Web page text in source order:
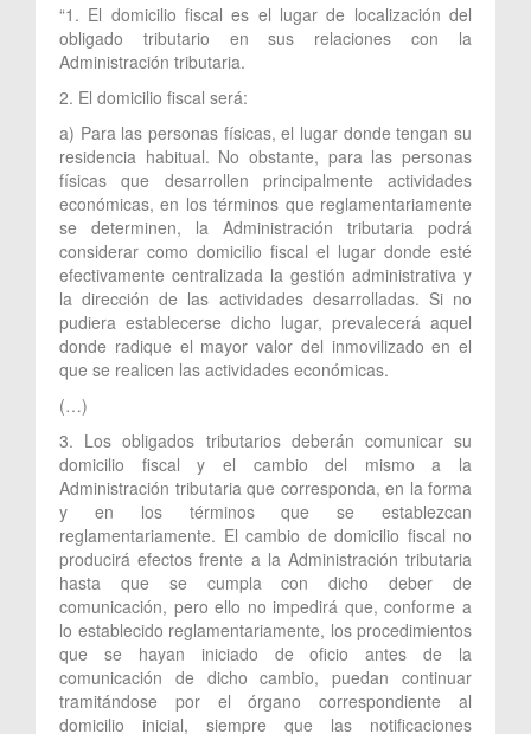
“1. El domicilio fiscal es el lugar de localización del
obligado tributario en sus relaciones con la
Administración tributaria.
2. El domicilio fiscal será:
a) Para las personas físicas, el lugar donde tengan su
residencia habitual. No obstante, para las personas
físicas que desarrollen principalmente actividades
económicas, en los términos que reglamentariamente
se determinen, la Administración tributaria podrá
considerar como domicilio fiscal el lugar donde esté
efectivamente centralizada la gestión administrativa y
la dirección de las actividades desarrolladas. Si no
pudiera establecerse dicho lugar, prevalecerá aquel
donde radique el mayor valor del inmovilizado en el
que se realicen las actividades económicas.
(…)
3. Los obligados tributarios deberán comunicar su
domicilio fiscal y el cambio del mismo a la
Administración tributaria que corresponda, en la forma
y en los términos que se establezcan
reglamentariamente. El cambio de domicilio fiscal no
producirá efectos frente a la Administración tributaria
hasta que se cumpla con dicho deber de
comunicación, pero ello no impedirá que, conforme a
lo establecido reglamentariamente, los procedimientos
que se hayan iniciado de oficio antes de la
comunicación de dicho cambio, puedan continuar
tramitándose por el órgano correspondiente al
domicilio inicial, siempre que las notificaciones